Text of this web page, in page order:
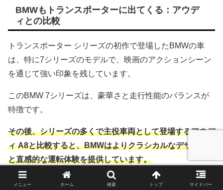
BMWもトランスポーターに出てくる：アウデ
ィとの比較
トランスポーター シリーズの初作で登場したBMWの車
は、特に7シリーズのモデルで、映画のアクションシーン
を通じて強い印象を残しています。
このBMW 7シリーズは、豪華さと走行性能のバランスが
特徴です。
その後、シリーズの多くで主役車両として登場するアウデ
ィ A8と比較すると、BMWはよりクラシカルなデザイン
と直感的な運転体験を提供しています。
一方でアウディ A8は、最新のテクノロジーと革新的なデ
メニュー ホーム 検索 トップ サイドバー